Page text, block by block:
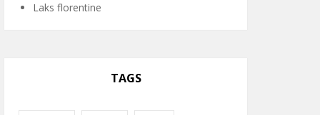
Laks florentine
TAGS